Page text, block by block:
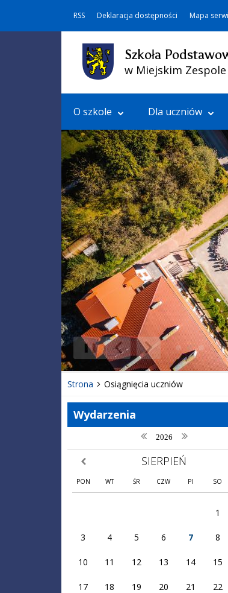
RSS Deklaracja dostępności Mapa
Szkoła
w Miejskim Zespole
O szkole Dla uczniów
Poprzedni Element
Następny Element
❚❚
Strona Osiągnięcia uczniów
Wydarzenia
poprzedni rok
2026 następny
poprzedni miesiąc SIERPIEŃ
PON WT ŚR CZW PI SO
1
3 4 5 6 7 8
10 11 12 13 14 15
17 18 19 20 21 22